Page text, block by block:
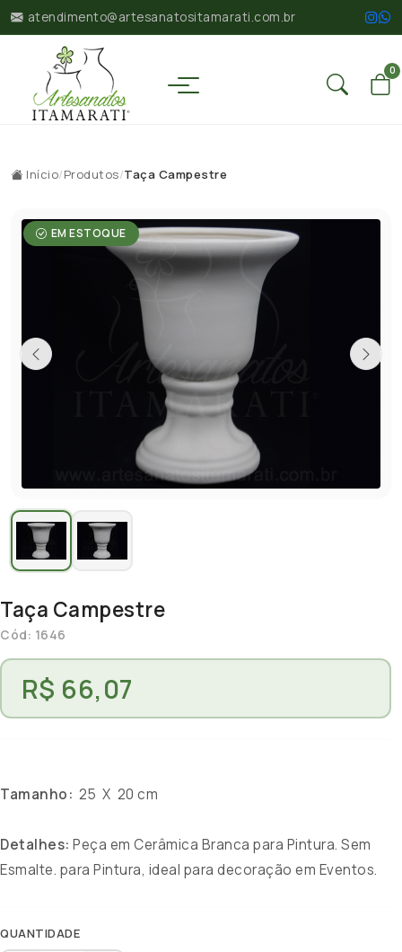
atendimento@artesanatositamarati.com.br
0
Início/Produtos/Taça Campestre
EM ESTOQUE
Taça Campestre
Cód: 1646
R$ 66,07
Tamanho: 25 X 20 cm
Detalhes: Peça em Cerâmica Branca para Pintura. Sem
Esmalte. para Pintura, ideal para decoração em Eventos.
QUANTIDADE